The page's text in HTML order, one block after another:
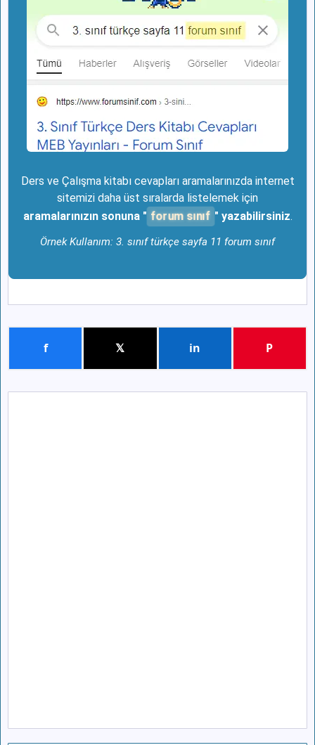
Ders ve Çalışma kitabı cevapları aramalarınızda internet
sitemizi daha üst sıralarda listelemek için
aramalarınızın sonuna " forum sınıf " yazabilirsiniz.
Örnek Kullanım: 3. sınıf türkçe sayfa 11 forum sınıf
f 𝕏 in P